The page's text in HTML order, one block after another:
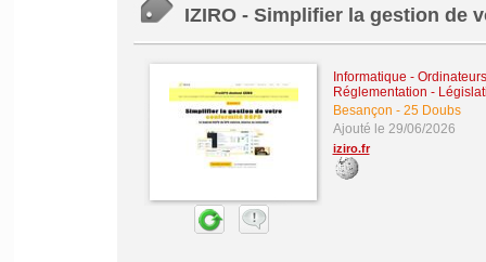
IZIRO - Simplifier la gestion de
Informatique -
Réglementation -
Besançon - 25 Doubs
Ajouté le 29/06/2026
iziro.fr